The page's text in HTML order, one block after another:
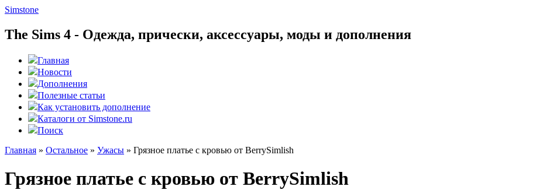
Simstone
The Sims 4 - Одежда, прически, аксессуары, моды и дополнения
Главная
Новости
Дополнения
Полезные статьи
Как установить дополнение
Каталоги от Simstone.ru
Поиск
Главная » Остальное » Ужасы » Грязное платье с кровью от BerrySimlish
Грязное платье с кровью от BerrySimlish